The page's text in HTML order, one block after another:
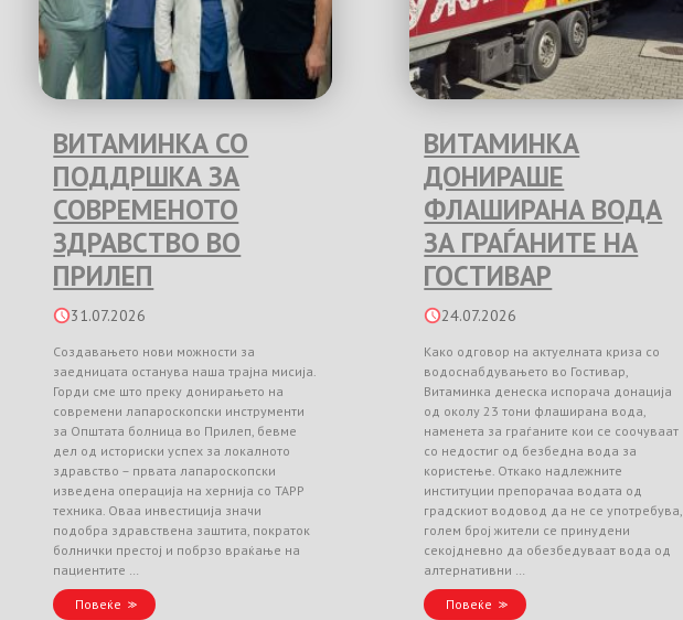
ВИТАМИНКА СО
ПОДДРШКА ЗА
СОВРЕМЕНОТО
ЗДРАВСТВО ВО
ПРИЛЕП
31.07.2026
Создавањето нови можности за
заедницата останува наша трајна мисија.
Горди сме што преку донирањето на
современи лапароскопски инструменти
за Општата болница во Прилеп, бевме
дел од историски успех за локалното
здравство – првата лапароскопски
изведена операција на хернија со TAPP
техника. Оваа инвестиција значи
подобра здравствена заштита, пократок
болнички престој и побрзо враќање на
пациентите …
Повеќе
ВИТАМИНКА
ДОНИРАШЕ
ФЛАШИРАНА ВОДА
ЗА ГРАЃАНИТЕ НА
ГОСТИВАР
24.07.2026
Како одговор на актуелната криза со
водоснабдувањето во Гостивар,
Витаминка денеска испорача донација
од околу 23 тони флаширана вода,
наменета за граѓаните кои се соочуваат
со недостиг од безбедна вода за
користење. Откако надлежните
институции препорачаа водата од
градскиот водовод да не се употребува,
голем број жители се принудени
секојдневно да обезбедуваат вода од
алтернативни …
Повеќе